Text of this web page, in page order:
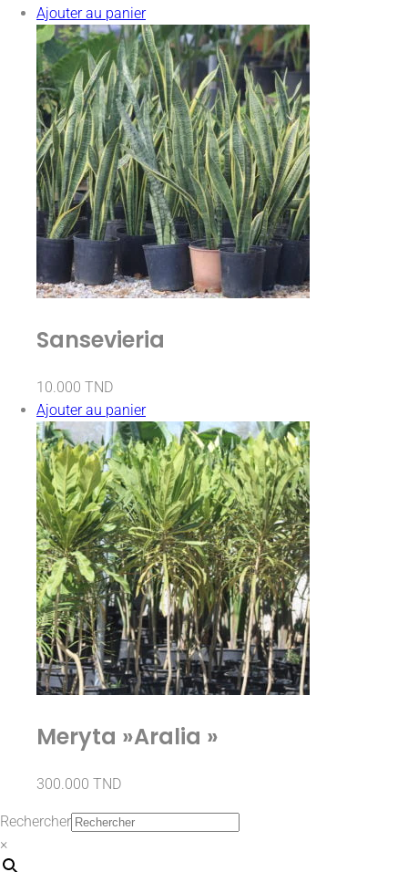
Ajouter au panier
Sansevieria
10.000 TND
Ajouter au panier
Meryta »Aralia »
300.000 TND
Rechercher
×